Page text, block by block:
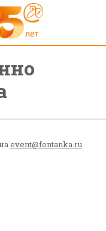
event@fontanka.ru